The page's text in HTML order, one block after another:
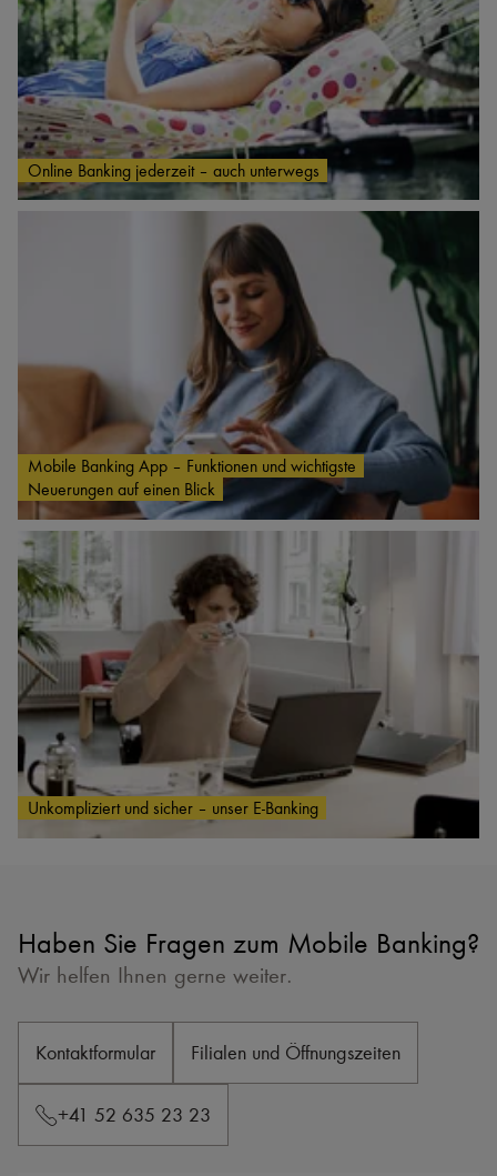
Online Banking jederzeit – auch unterwegs
Mobile Banking App – Funktionen und wichtigste
Neuerungen auf einen Blick
Unkompliziert und sicher – unser E-Banking
Haben Sie Fragen zum Mobile Banking?
Wir helfen Ihnen gerne weiter.
Kontaktformular Filialen und Öffnungszeiten
+41 52 635 23 23